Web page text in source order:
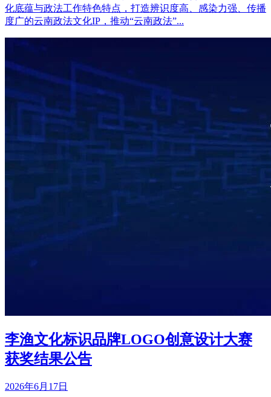
化底蕴与政法工作特色特点，打造辨识度高、感染力强、传播
度广的云南政法文化IP，推动“云南政法”...
李渔文化标识品牌LOGO创意设计大赛
获奖结果公告
2026年6月17日